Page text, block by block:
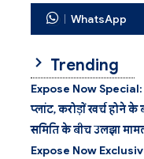
WhatsApp
Trending
Expose Now Special:
प्लांट, करोड़ों खर्च होने
समिति के बीच उलझा
Expose Now